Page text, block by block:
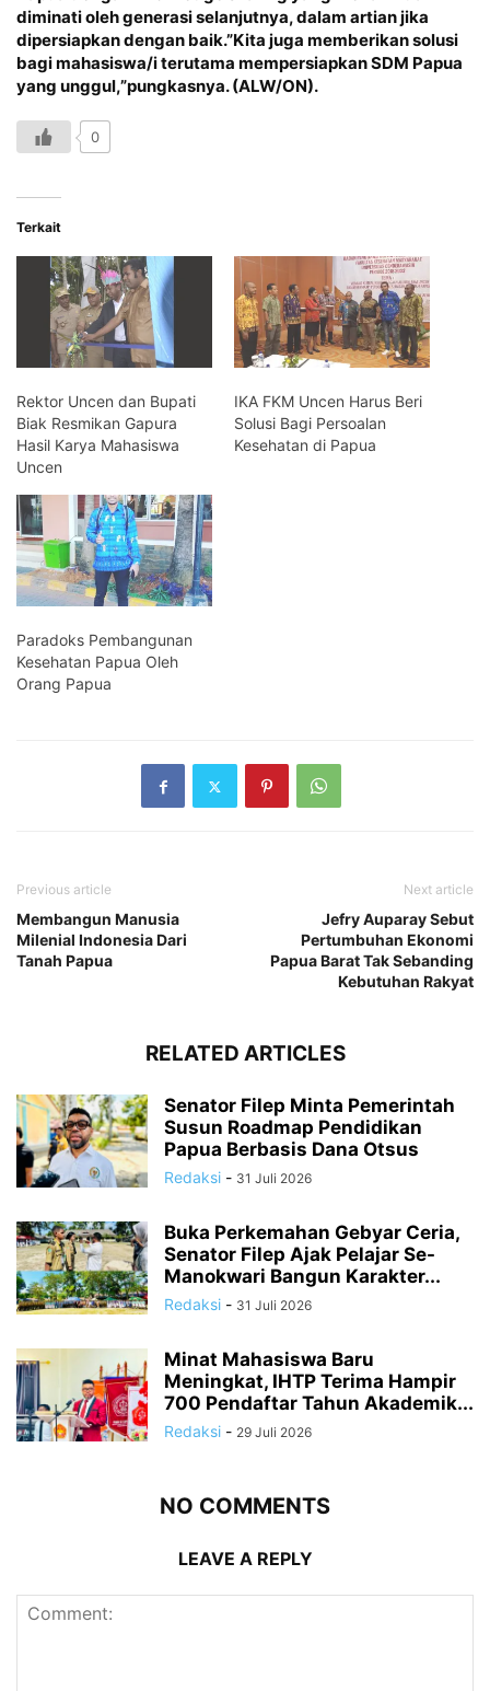
diminati oleh generasi selanjutnya, dalam artian jika
dipersiapkan dengan baik.”Kita juga memberikan solusi
bagi mahasiswa/i terutama mempersiapkan SDM Papua
yang unggul,”pungkasnya. (ALW/ON).
0
Terkait
Rektor Uncen dan Bupati
Biak Resmikan Gapura
Hasil Karya Mahasiswa
Uncen
IKA FKM Uncen Harus Beri
Solusi Bagi Persoalan
Kesehatan di Papua
Paradoks Pembangunan
Kesehatan Papua Oleh
Orang Papua
Previous article
Membangun Manusia
Milenial Indonesia Dari
Tanah Papua
Next article
Jefry Auparay Sebut
Pertumbuhan Ekonomi
Papua Barat Tak Sebanding
Kebutuhan Rakyat
RELATED ARTICLES
Senator Filep Minta Pemerintah
Susun Roadmap Pendidikan
Papua Berbasis Dana Otsus
Redaksi - 31 Juli 2026
Buka Perkemahan Gebyar Ceria,
Senator Filep Ajak Pelajar Se-
Manokwari Bangun Karakter...
Redaksi - 31 Juli 2026
Minat Mahasiswa Baru
Meningkat, IHTP Terima Hampir
700 Pendaftar Tahun Akademik...
Redaksi - 29 Juli 2026
NO COMMENTS
LEAVE A REPLY